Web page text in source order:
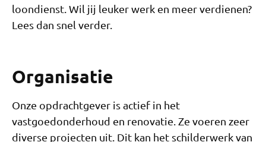
loondienst. Wil jij leuker werk en meer verdienen?
Lees dan snel verder.
Organisatie
Onze opdrachtgever is actief in het
vastgoedonderhoud en renovatie. Ze voeren zeer
diverse projecten uit. Dit kan het schilderwerk van